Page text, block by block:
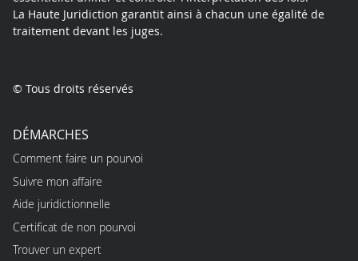
La Haute Juridiction garantit ainsi à chacun une égalité de
traitement devant les juges.
© Tous droits réservés
DÉMARCHES
Comment faire un pourvoi
Suivre mon affaire
Aide juridictionnelle
Certificat de non pourvoi
Trouver un expert